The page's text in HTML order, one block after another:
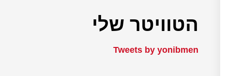
הטוויטר שלי
Tweets by yonibmen